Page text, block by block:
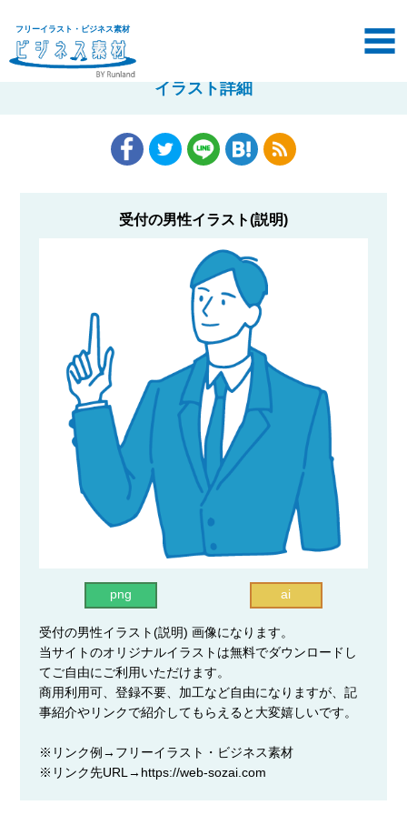
フリーイラスト・ビジネス素材
イラスト詳細
受付の男性イラスト(説明)
png ai
受付の男性イラスト(説明) 画像になります。
当サイトのオリジナルイラストは無料でダウンロードし
てご自由にご利用いただけます。
商用利用可、登録不要、加工など自由になりますが、記
事紹介やリンクで紹介してもらえると大変嬉しいです。
※リンク例→フリーイラスト・ビジネス素材
※リンク先URL→https://web-sozai.com